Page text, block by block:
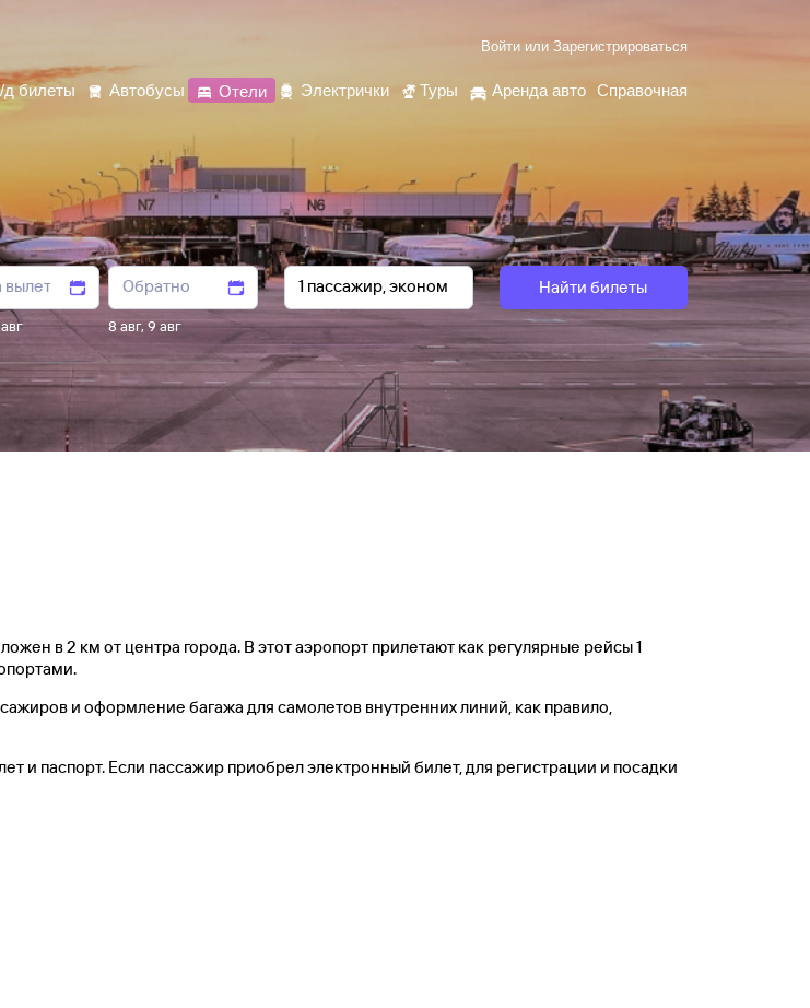
Войти или Зарегистрироваться
билеты Автобусы Отели Электрички Туры Аренда авто Справочная
8 авг,9 авг
Найти билеты
в 2 км от центра города. В этот аэропорт прилетают как регулярные рейсы 1
и оформление багажа для самолетов внутренних линий, как правило,
и паспорт. Если пассажир приобрел электронный билет, для регистрации и посадки